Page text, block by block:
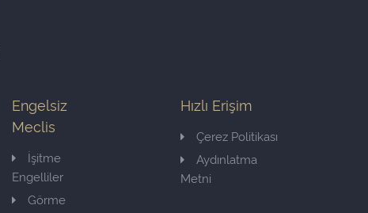
Engelsiz
Meclis
İşitme
Engelliler
Görme
Hızlı Erişim
Çerez Politikası
Aydınlatma
Metni